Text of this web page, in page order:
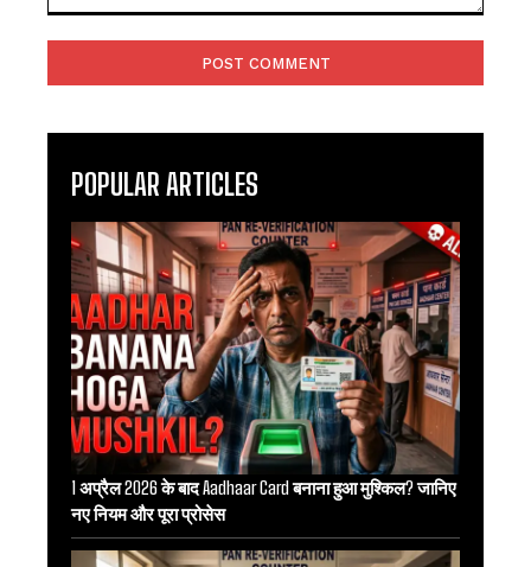
POPULAR ARTICLES
1 अप्रैल 2026 के बाद Aadhaar Card बनाना हुआ मुश्किल? जानिए
नए नियम और पूरा प्रोसेस